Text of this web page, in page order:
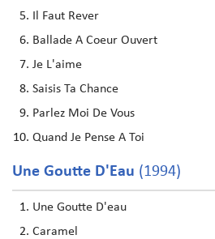
Il Faut Rever
Ballade A Coeur Ouvert
Je L'aime
Saisis Ta Chance
Parlez Moi De Vous
Quand Je Pense A Toi
Une Goutte D'Eau (1994)
Une Goutte D'eau
Caramel